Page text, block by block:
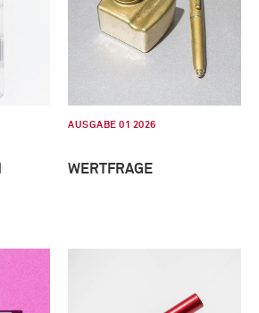
AUSGABE 01 2026
WERTFRAGE